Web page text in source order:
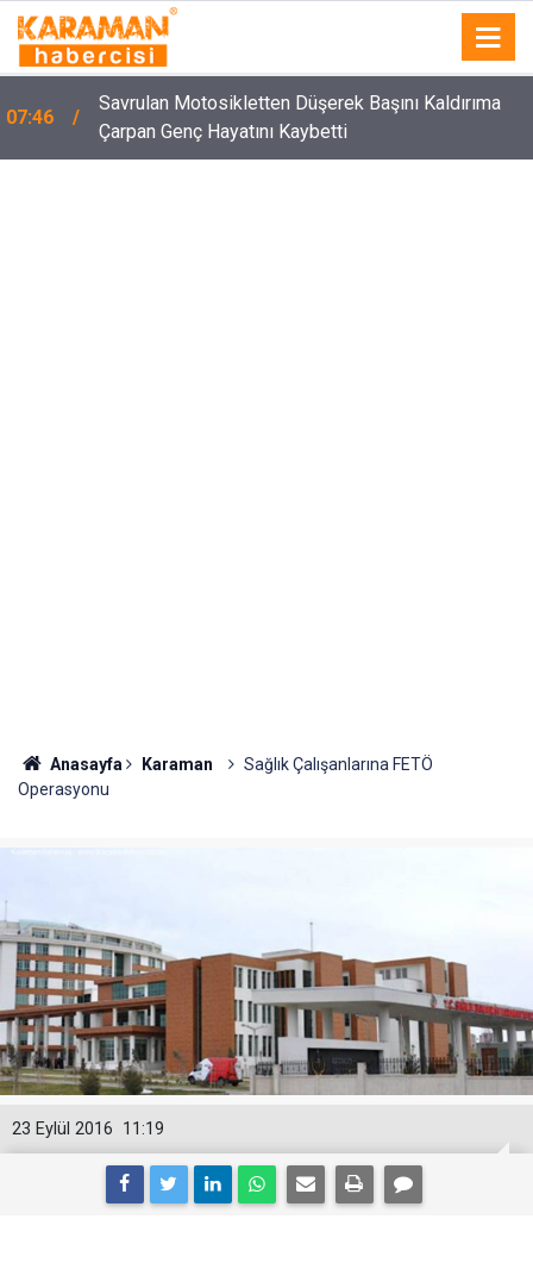
07:46
Savrulan Motosikletten Düşerek Başını Kaldırıma
Çarpan Genç Hayatını Kaybetti
Anasayfa Karaman
Sağlık Çalışanlarına FETÖ
Operasyonu
11:19
23 Eylül 2016